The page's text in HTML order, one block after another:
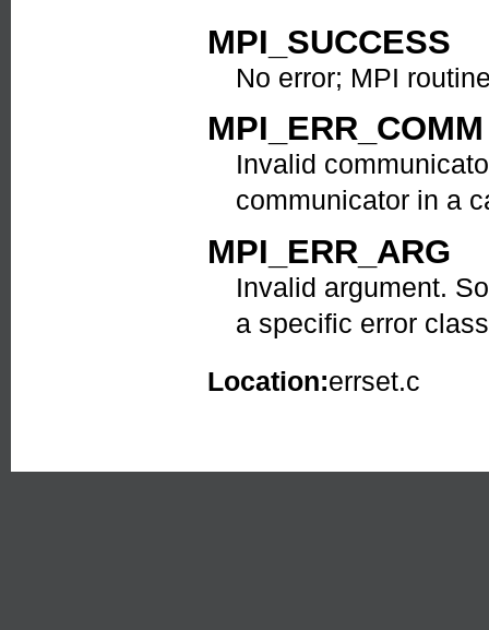
MPI_SUCCESS
No error; MPI
MPI_ERR_COMM
Invalid
communicator in a
MPI_ERR_ARG
Invalid argument.
a specific error
Location:errset.c